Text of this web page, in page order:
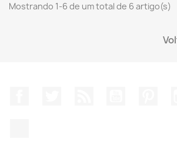
Mostrando 1-6 de um total de 6 artigo(s)